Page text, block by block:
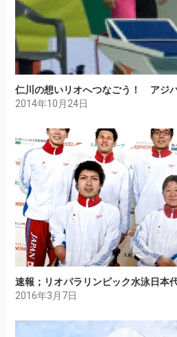
仁川の想いリオへつなごう！ アジ
2014年10月24日
速報；リオパラリンピック水泳日本
2016年3月7日